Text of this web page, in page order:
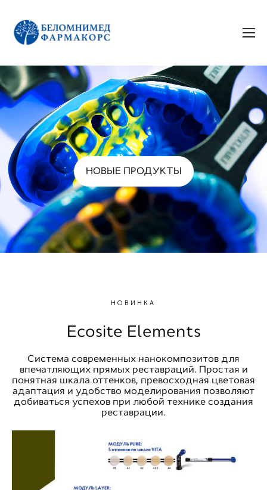
НОВЫЕ ПРОДУКТЫ
НОВИНКА
Ecosite Elements
Cистема современных нанокомпозитов для
впечатляющих прямых реставраций. Простая и
понятная шкала оттенков, превосходная цветовая
адаптация и удобство моделирования позволяют
добиваться успехов при любой технике создания
реставрации.